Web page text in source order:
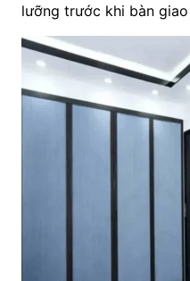
lưỡng trước khi bàn